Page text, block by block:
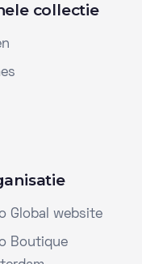
collectie
Global website
Boutique